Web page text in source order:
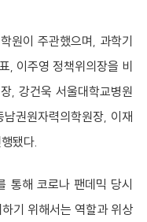
원이 주관했으며, 과학기
, 이주영 정책위의장을 비
, 강건욱 서울대학교병원
권원자력의학원장, 이재
됐다.
통해 코로나 팬데믹 당시
기 위해서는 역할과 위상